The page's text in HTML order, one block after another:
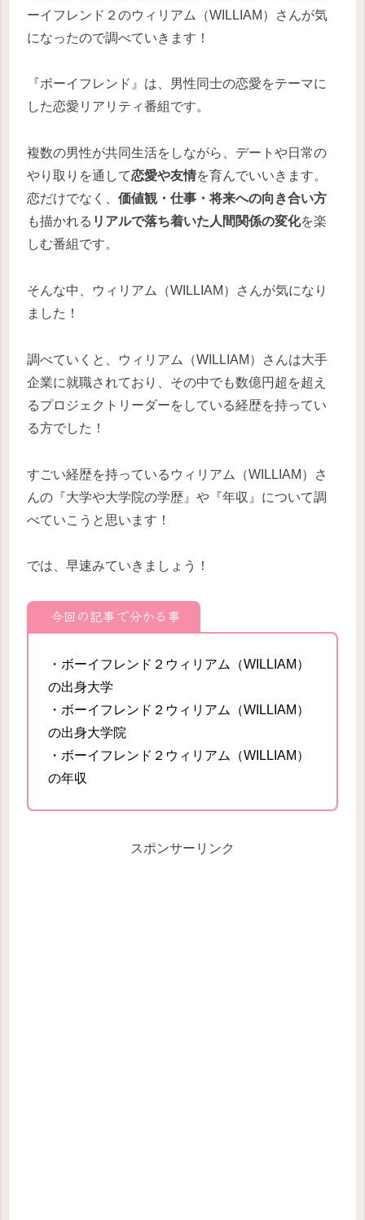
ーイフレンド２のウィリアム（WILLIAM）さんが気
になったので調べていきます！
『ボーイフレンド』は、男性同士の恋愛をテーマに
した恋愛リアリティ番組です。
複数の男性が共同生活をしながら、デートや日常の
やり取りを通して恋愛や友情を育んでいいきます。
恋だけでなく、 価値観・仕事・将来への向き合い方
も描かれる リアルで落ち着いた人間関係の変化を楽
しむ番組です。
そんな中、ウィリアム（WILLIAM）さんが気になり
ました！
調べていくと、ウィリアム（WILLIAM）さんは大手
企業に就職されており、その中でも数億円超を超え
るプロジェクトリーダーをしている経歴を持ってい
る方でした！
すごい経歴を持っているウィリアム（WILLIAM）さ
んの『大学や大学院の学歴』や『年収』について調
べていこうと思います！
では、早速みていきましょう！
今回の記事で分かる事
・ボーイフレンド２ウィリアム（WILLIAM）
の出身大学
・ボーイフレンド２ウィリアム（WILLIAM）
の出身大学院
・ボーイフレンド２ウィリアム（WILLIAM）
の年収
スポンサーリンク